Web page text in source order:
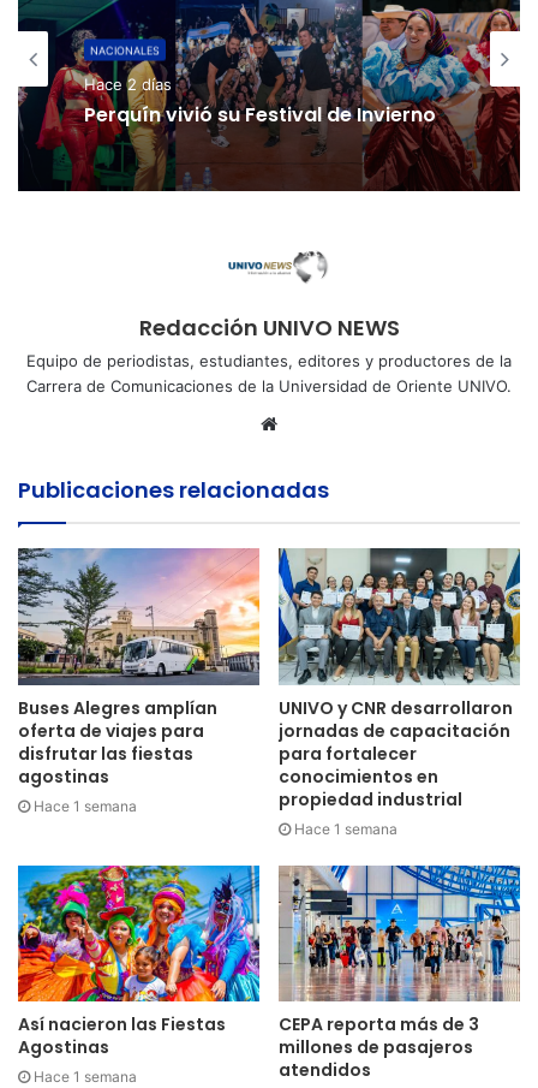
NACIONALES
Hace 2 días
Perquín vivió su Festival de Invierno
Redacción UNIVO NEWS
Equipo de periodistas, estudiantes, editores y productores de la
Carrera de Comunicaciones de la Universidad de Oriente UNIVO.
Sitio
Publicaciones relacionadas
Buses Alegres amplían
oferta de viajes para
disfrutar las fiestas
agostinas
Hace 1 semana
UNIVO y CNR desarrollaron
jornadas de capacitación
para fortalecer
conocimientos en
propiedad industrial
Hace 1 semana
Así nacieron las Fiestas
Agostinas
Hace 1 semana
CEPA reporta más de 3
millones de pasajeros
atendidos